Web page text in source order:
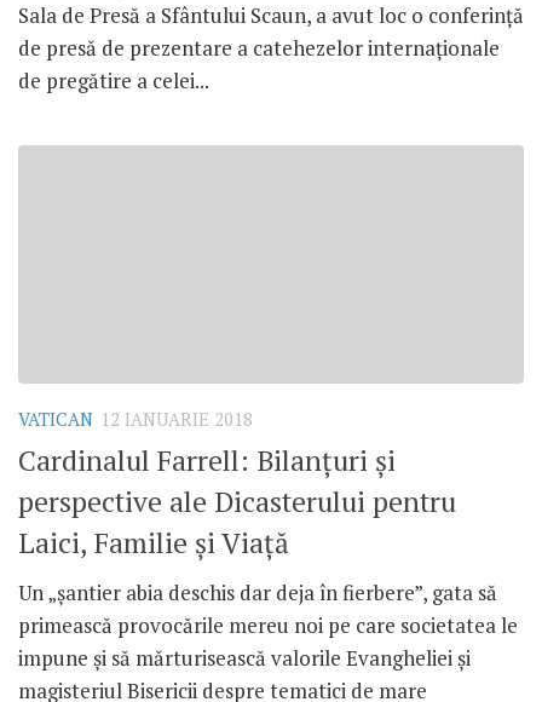
Sala de Presă a Sfântului Scaun, a avut loc o conferință
de presă de prezentare a catehezelor internaționale
de pregătire a celei...
VATICAN 12 IANUARIE 2018
Cardinalul Farrell: Bilanțuri și
perspective ale Dicasterului pentru
Laici, Familie și Viață
Un „șantier abia deschis dar deja în fierbere”, gata să
primească provocările mereu noi pe care societatea le
impune și să mărturisească valorile Evangheliei și
magisteriul Bisericii despre tematici de mare